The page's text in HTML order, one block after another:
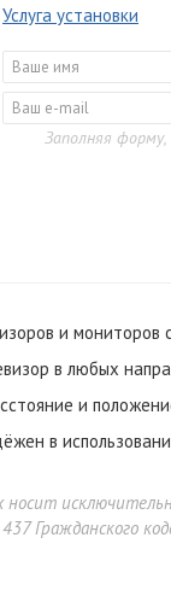
Услуга установки
Заполняя
и
в любых
и
в
Гражданского